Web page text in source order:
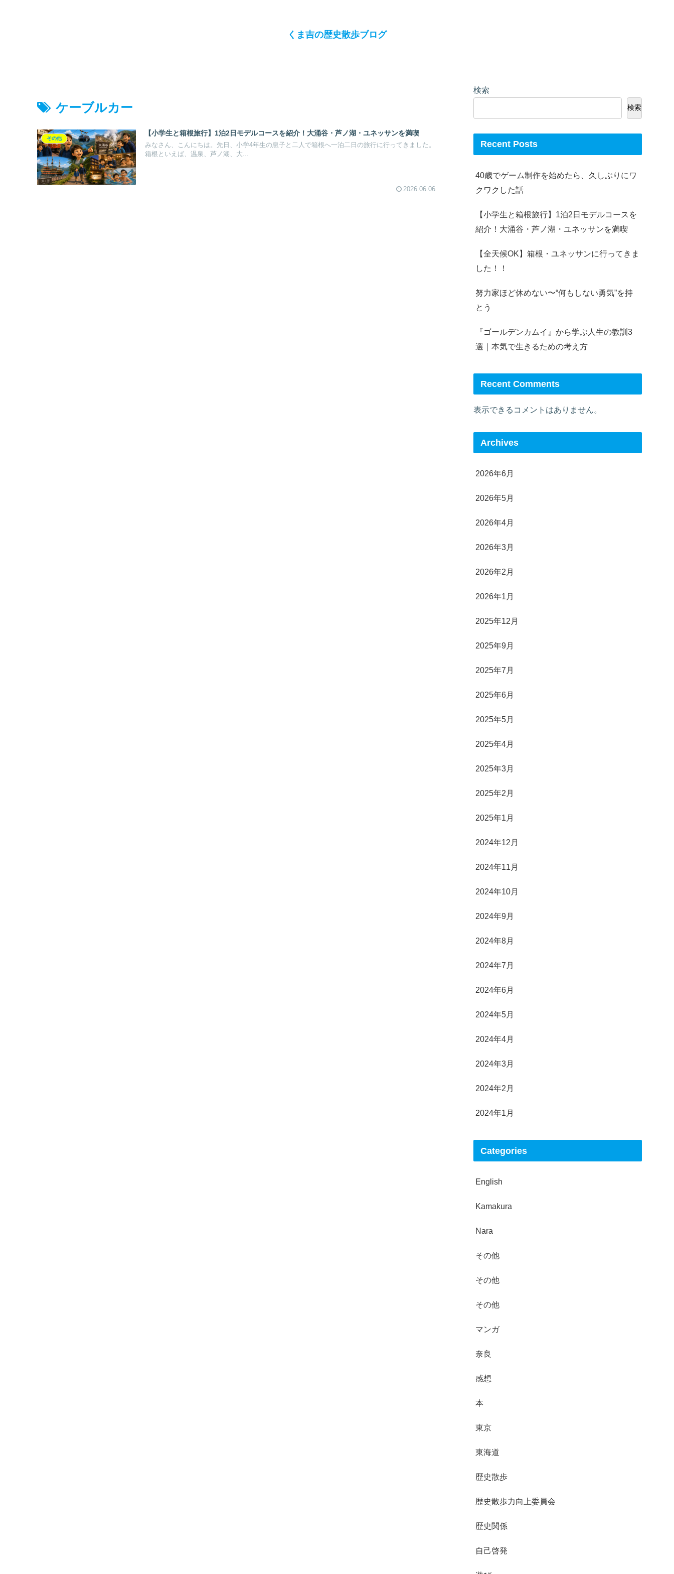
くま吉の歴史散歩ブログ
ケーブルカー
その他
【小学生と箱根旅行】1泊2日モデルコースを紹介！大涌谷・芦ノ湖・ユネッサンを満喫
みなさん、こんにちは。先日、小学4年生の息子と二人で箱根へ一泊二日の旅行に行ってきました。
箱根といえば、温泉、芦ノ湖、大...
2026.06.06
検索
検索
Recent Posts
40歳でゲーム制作を始めたら、久しぶりにワ
クワクした話
【小学生と箱根旅行】1泊2日モデルコースを
紹介！大涌谷・芦ノ湖・ユネッサンを満喫
【全天候OK】箱根・ユネッサンに行ってきま
した！！
努力家ほど休めない〜“何もしない勇気”を持
とう
『ゴールデンカムイ』から学ぶ人生の教訓3
選｜本気で生きるための考え方
Recent Comments
表示できるコメントはありません。
Archives
2026年6月
2026年5月
2026年4月
2026年3月
2026年2月
2026年1月
2025年12月
2025年9月
2025年7月
2025年6月
2025年5月
2025年4月
2025年3月
2025年2月
2025年1月
2024年12月
2024年11月
2024年10月
2024年9月
2024年8月
2024年7月
2024年6月
2024年5月
2024年4月
2024年3月
2024年2月
2024年1月
Categories
English
Kamakura
Nara
その他
その他
その他
マンガ
奈良
感想
本
東京
東海道
歴史散歩
歴史散歩力向上委員会
歴史関係
自己啓発